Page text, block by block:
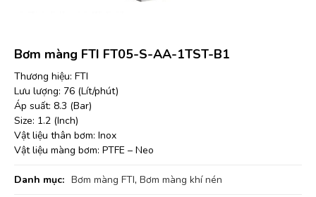
Bơm màng FTI FT05-S-AA-1TST-B1
Thương hiệu: FTI
Lưu lượng: 76 (Lít/phút)
Áp suất: 8.3 (Bar)
Size: 1.2 (Inch)
Vật liệu thân bơm: Inox
Vật liệu màng bơm: PTFE – Neo
Danh mục: Bơm màng FTI, Bơm màng khí nén